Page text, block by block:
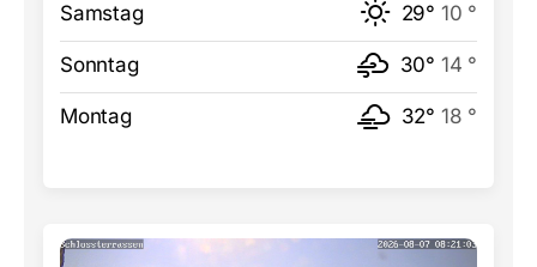
Samstag 29° 10 °
Sonntag 30° 14 °
Montag 32° 18 °